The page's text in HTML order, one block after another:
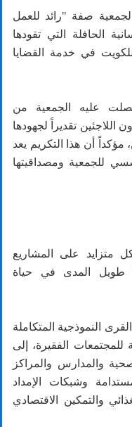
صفة "رائد للعمل
الحافلة التي تقودها
في خدمة القضايا
عليه الجمعية من
اللاجئين تقديراً لجهودها
مؤكداً أن هذا التكريم يعد
للجمعية ومصداقيتها
متزايد على المشاريع
طويل المدى في حياة
النموذجية المتكاملة
للمجتمعات الفقيرة، إلى
والمدارس والمراكز
وشبكات الإمداد
والتمكين الاقتصادي